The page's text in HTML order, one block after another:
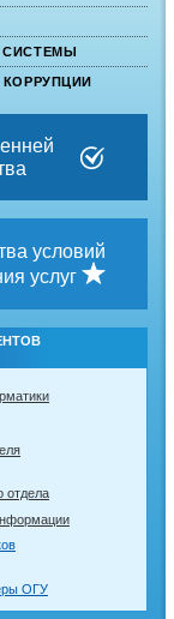
условий
услуг
отдела
ОГУ